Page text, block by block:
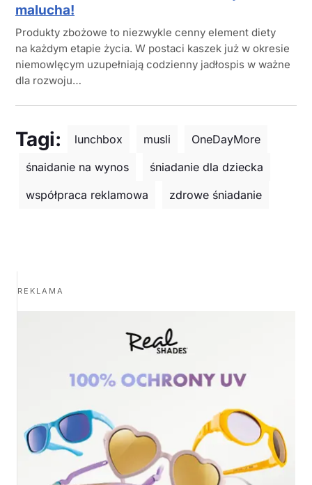
malucha!
Produkty zbożowe to niezwykle cenny element diety
na każdym etapie życia. W postaci kaszek już w okresie
niemowlęcym uzupełniają codzienny jadłospis w ważne
dla rozwoju…
Tagi: lunchbox musli
OneDayMore
śnaidanie na wynos
śniadanie dla dziecka
współpraca reklamowa
zdrowe śniadanie
REKLAMA